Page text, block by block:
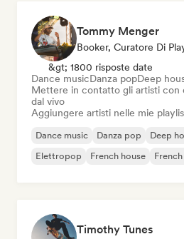
Tommy Menger
Booker, Curatore Di
&gt; 1800 risposte date
Dance musicDanza popDeep
Mettere in contatto gli artisti con
dal vivo
Aggiungere artisti nelle mie
Dance music Danza pop Deep
Elettropop
French house
Timothy Tunes